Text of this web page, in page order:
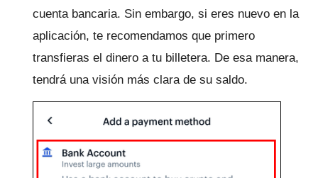
cuenta bancaria. Sin embargo, si eres nuevo en la
aplicación, te recomendamos que primero
transfieras el dinero a tu billetera. De esa manera,
tendrá una visión más clara de su saldo.